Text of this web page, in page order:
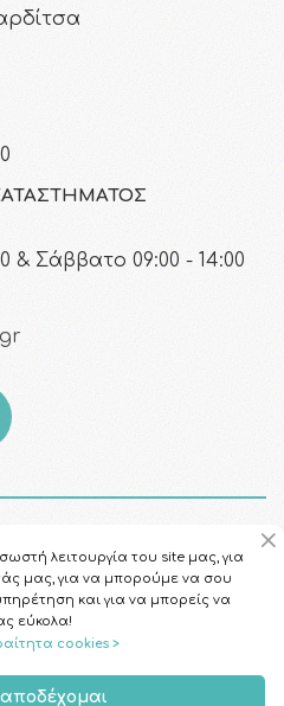
& Σάββατο 09:00 - 14:00
λειτουργία του site μας, για
μας, για να μπορούμε να σου
και για να μπορείς να
εύκολα!
cookies >